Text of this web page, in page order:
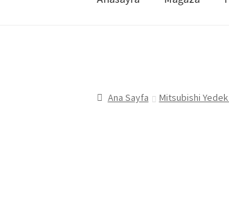
Ana Sayfa Mitsubishi Yedek